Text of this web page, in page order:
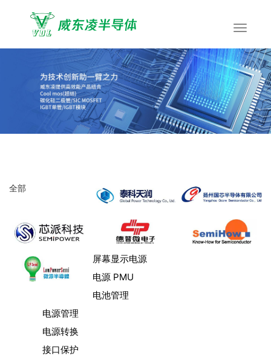
全部
屏幕显示电源
电源 PMU
电池管理
电源管理
电源转换
接口保护